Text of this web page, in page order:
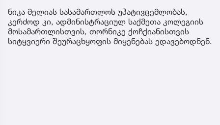
ნიკა მელიას სასამართლოს უპატივცემლობას,
კერძოდ კი, ადმინისტრაციულ საქმეთა კოლეგიის
მოსამართლისთვის, თორნიკე ქოჩქიანისთვის
სიტყვიერი შეურაცხყოფის მიყენებას ედავებოდნენ.